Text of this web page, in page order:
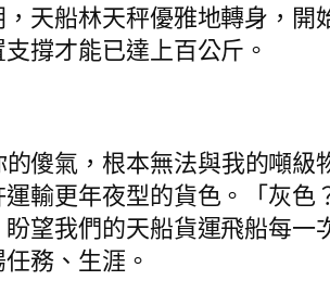
天船林天秤優雅地轉身，開
撐才能已達上百公斤。
傻氣，根本無法與我的噸級
輸更年夜型的貨色。「灰色
望我們的天船貨運飛船每一
務、生涯。